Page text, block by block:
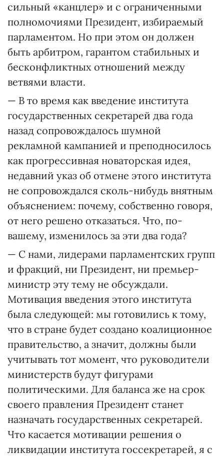
сильный «канцлер» и с ограниченными
полномочиями Президент, избираемый
парламентом. Но при этом он должен
быть арбитром, гарантом стабильных и
бесконфликтных отношений между
ветвями власти.
— В то время как введение института
государственных секретарей два года
назад сопровождалось шумной
рекламной кампанией и преподносилось
как прогрессивная новаторская идея,
недавний указ об отмене этого института
не сопровождался сколь-нибудь внятным
объяснением: почему, собственно говоря,
от него решено отказаться. Что, по-
вашему, изменилось за эти два года?
— С нами, лидерами парламентских групп
и фракций, ни Президент, ни премьер-
министр эту тему не обсуждали.
Мотивация введения этого института
была следующей: мы готовились к тому,
что в стране будет создано коалиционное
правительство, а значит, должны были
учитывать тот момент, что руководители
министерств будут фигурами
политическими. Для баланса же на срок
своего правления Президент станет
назначать государственных секретарей.
Что касается мотивации решения о
ликвидации института госсекретарей, я с